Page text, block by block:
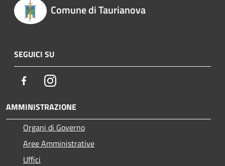
Comune di Taurianova
SEGUICI SU
FacebookInstagram
AMMINISTRAZIONE
Organi di Governo
Aree Amministrative
Uffici